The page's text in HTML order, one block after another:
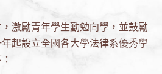
激勵青年學生勤勉向學，並鼓勵
起設立全國各大學法律系優秀學